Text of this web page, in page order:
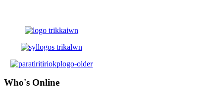
Who's Online